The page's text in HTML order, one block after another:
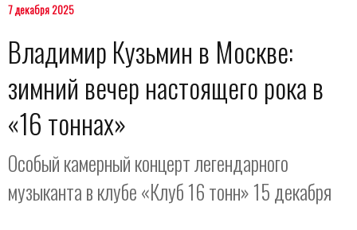
7 декабря 2025
Владимир Кузьмин в Москве:
зимний вечер настоящего рока в
«16 тоннах»
Особый камерный концерт легендарного
музыканта в клубе «Клуб 16 тонн» 15 декабря